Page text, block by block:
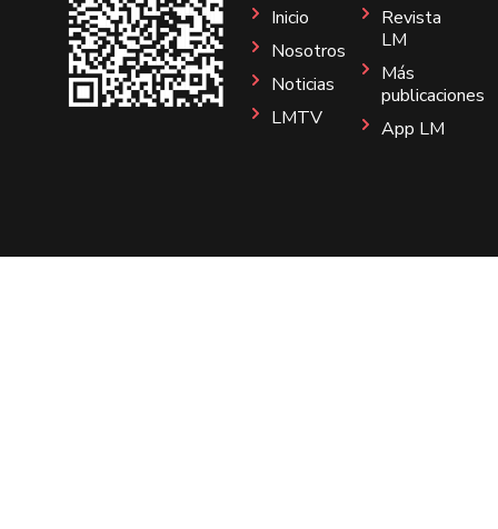
Inicio
Nosotros
Noticias
LMTV
Revista
LM
Más
publicaciones
App LM